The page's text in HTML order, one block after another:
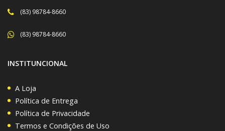
(83) 98784-8660
(83) 98784-8660
INSTITUNCIONAL
A Loja
Política de Entrega
Política de Privacidade
Termos e Condições de Uso